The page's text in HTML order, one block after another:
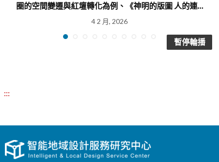
圈的空間變遷與紅壇轉化為例、《神明的版圖 人的連...
4 2 月, 2026
暫停輪播
:::